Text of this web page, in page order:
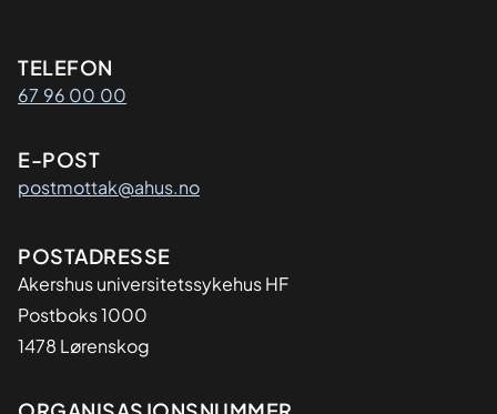
Kontaktinformasjon
TELEFON
67 96 00 00
E-POST
postmottak@ahus.no
Adresse
POSTADRESSE
Akershus universitetssykehus HF
Postboks 1000
1478 Lørenskog